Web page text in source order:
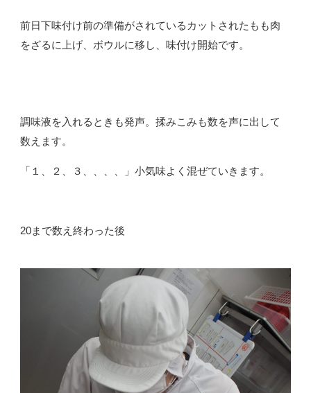
前日下味付け前の準備がされているカットされたもも肉
をざるに上げ、ボウルに移し、味付け開始です。
調味液を入れるときも発声。揉みこみも数を声に出して
数えます。
「１、２、３、、、、」小気味よく混ぜていきます。
20まで数え終わった後